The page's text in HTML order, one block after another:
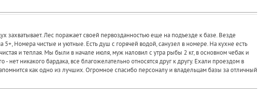
захватывает. Лес поражает своей первозданностью еще на подъезде к базе. Везде
Номера чистые и уютные. Есть душ с горячей водой, санузел в номере. На кухне есть
и теплая. Мы были в начале июля, муж наловил с утра рыбы 2 кг, в основном чебак и
никакого бардака, все благожелательно относятся друг к другу. Ехали проездом в
как одно из лучших. Огромное спасибо персоналу и владельцам базы за отличный